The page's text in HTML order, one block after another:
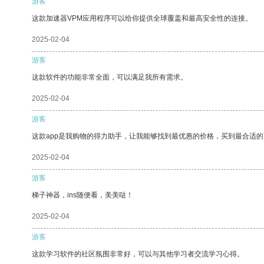
这款加速器VPM应用程序可以给你提供全球覆盖和最高安全性的连接。
2025-02-04
游客
这款软件的功能非常全面，可以满足我所有需求。
2025-02-04
游客
这款app是我购物的得力助手，让我能够找到最优惠的价格，买到最合适
2025-02-04
游客
梯子神器，ins随便看，美美哒！
2025-02-04
游客
这款学习软件的社区氛围非常好，可以与其他学习者交流学习心得。